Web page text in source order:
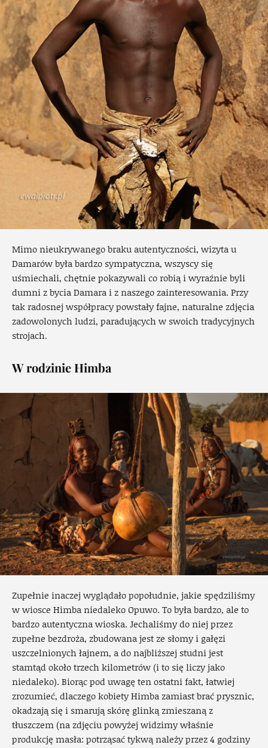
Mimo nieukrywanego braku autentyczności, wizyta u
Damarów była bardzo sympatyczna, wszyscy się
uśmiechali, chętnie pokazywali co robią i wyraźnie byli
dumni z bycia Damara i z naszego zainteresowania. Przy
tak radosnej współpracy powstały fajne, naturalne zdjęcia
zadowolonych ludzi, paradujących w swoich tradycyjnych
strojach.
W rodzinie Himba
Zupełnie inaczej wyglądało popołudnie, jakie spędziliśmy
w wiosce Himba niedaleko Opuwo. To była bardzo, ale to
bardzo autentyczna wioska. Jechaliśmy do niej przez
zupełne bezdroża, zbudowana jest ze słomy i gałęzi
uszczelnionych łajnem, a do najbliższej studni jest
stamtąd około trzech kilometrów (i to się liczy jako
niedaleko). Biorąc pod uwagę ten ostatni fakt, łatwiej
zrozumieć, dlaczego kobiety Himba zamiast brać prysznic,
okadzają się i smarują skórę glinką zmieszaną z
tłuszczem (na zdjęciu powyżej widzimy właśnie
produkcję masła: potrząsać tykwą należy przez 4 godziny